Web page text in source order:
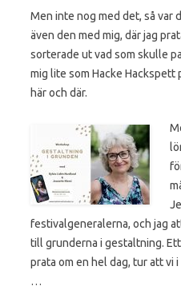
Men inte nog med det, så
även den med mig, där jag
sorterade ut vad som skulle
mig lite som Hacke Hackspett
här och där.
festivalgeneralerna, och jag
till grunderna i gestaltning.
prata om en hel dag, tur att vi
…